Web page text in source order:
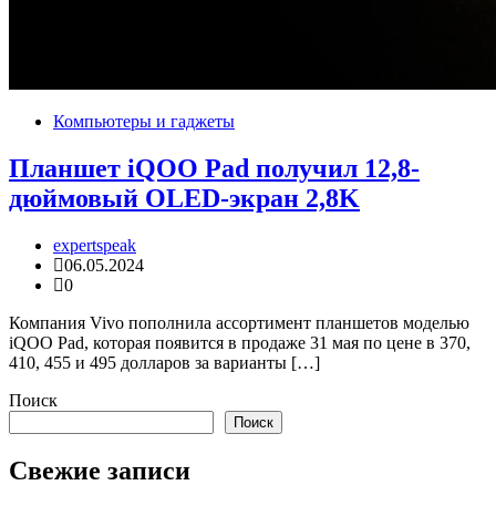
Компьютеры и гаджеты
Планшет iQOO Pad получил 12,8-
дюймовый OLED-экран 2,8K
expertspeak
06.05.2024
0
Компания Vivo пополнила ассортимент планшетов моделью
iQOO Pad, которая появится в продаже 31 мая по цене в 370,
410, 455 и 495 долларов за варианты […]
Поиск
Поиск
Свежие записи